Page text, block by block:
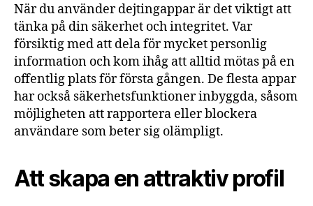
När du använder dejtingappar är det viktigt att
tänka på din säkerhet och integritet. Var
försiktig med att dela för mycket personlig
information och kom ihåg att alltid mötas på en
offentlig plats för första gången. De flesta appar
har också säkerhetsfunktioner inbyggda, såsom
möjligheten att rapportera eller blockera
användare som beter sig olämpligt.
Att skapa en attraktiv profil